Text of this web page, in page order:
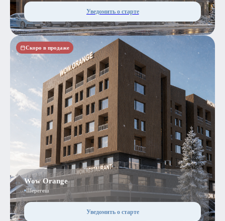
Уведомить о старте
Скоро в продаже
Wow Orange
Шерегеш
Уведомить о старте